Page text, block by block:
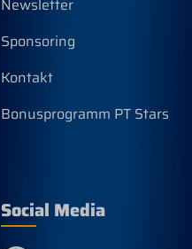
Newsletter
Sponsoring
Kontakt
Bonusprogramm PT Stars
Social Media